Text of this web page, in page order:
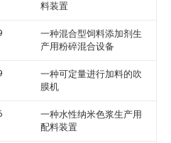
料装置
一种混合型饲料添加剂生
产用粉碎混合设备
一种可定量进行加料的吹
膜机
一种水性纳米色浆生产用
配料装置